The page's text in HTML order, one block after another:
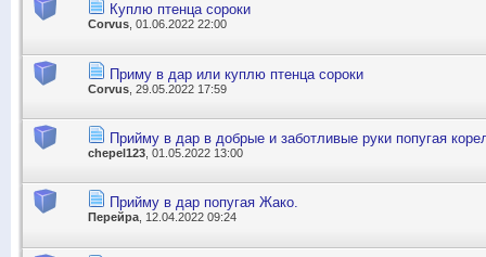
Куплю птенца сороки
Corvus , 01.06.2022 22:00
Приму в дар или куплю птенца сороки
Corvus , 29.05.2022 17:59
Прийму в дар в добрые и заботливые руки попугая
chepel123 , 01.05.2022 13:00
Прийму в дар попугая Жако.
Перейра, 12.04.2022 09:24